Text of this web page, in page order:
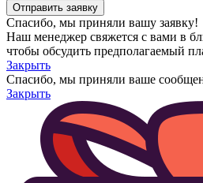
Спасибо, мы приняли вашу заявку!
Наш менеджер свяжется с вами в
чтобы обсудить предполагаемый
Закрыть
Спасибо, мы приняли ваше
Закрыть